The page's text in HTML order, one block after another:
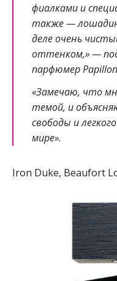
фиалками и
также —
деле очень
оттенком,» —
парфюмер
«Замечаю, что
темой, и
свободы и
мире».
Iron Duke, Beaufort